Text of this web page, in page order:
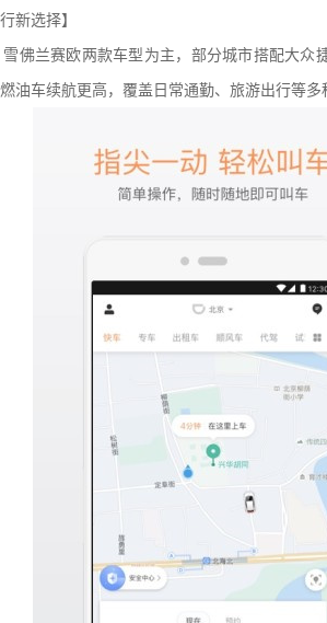
新选择】
佛兰赛欧两款车型为主，部分城市搭配大众
油车续航更高，覆盖日常通勤、旅游出行等多